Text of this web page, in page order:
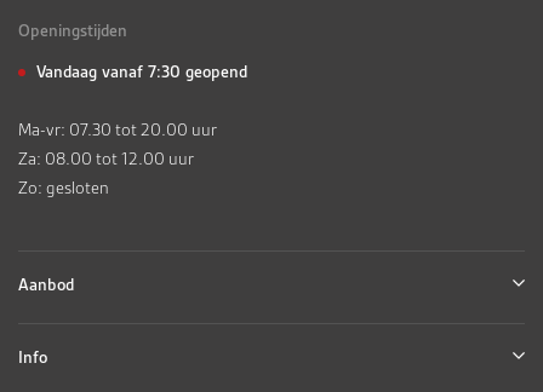
Openingstijden
Vandaag vanaf 7:30 geopend
Ma-vr: 07.30 tot 20.00 uur
Za: 08.00 tot 12.00 uur
Zo: gesloten
Aanbod
Info